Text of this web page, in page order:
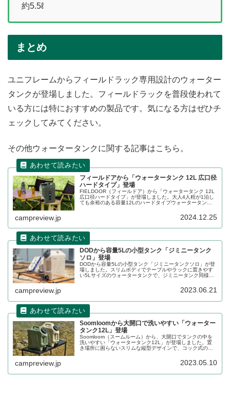
約5.5ℓ
まとめ
ユニフレームからフィールドラック専用設計のウォーター
タンクが登場しました。フィールドラックを普段使われて
いる方には特におすすめの製品です。気になる方はぜひチ
ェックしてみてください。
その他ウォータータンクに関する記事はこちら。
フィールドアから「ウォータータンク 12L 広口径
ハードタイプ」登場
FIELDOOR（フィールドア）から「ウォータータンク 12L
広口径ハードタイプ」が登場しました。大人4人程が1泊し
ても余裕のある容量12Lのハードタイプウォータータンク
が簡単にできます。詳細をレビューします。
campreview.jp 2024.12.25
DODから容量5Lの小型タンク「ジミニータンク
ソロ」登場
DODから容量5Lの小型タンク「ジミニータンクソロ」が登
場しました。スリムボディでテーブルやラックに置きやす
い5Lサイズのウォータータンクで、ジミニータンク同様、
campreview.jp 2023.06.21
Soomloomから大開口で洗いやすい「ウォーター
タンク12L」登場
Soomloom（スームルーム）から、大開口でタンクの中を
洗いやすい「ウォータータンク12L」が登場しました。置
き場所に困らないスリムな縦型デザインで、コック式の蛇
ォータータンクです。詳細をレビューします。
campreview.jp 2023.05.10